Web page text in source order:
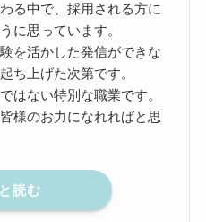
る中で、採用される方に
に思っています。
を活かした発信ができな
ち上げた次第です。
はない特別な職業です。
様のお力になれればと思
読む